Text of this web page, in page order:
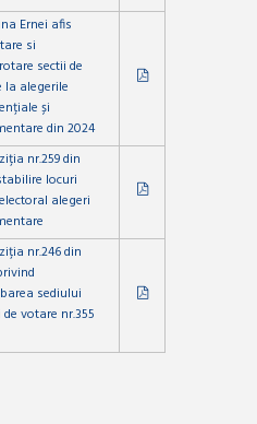
Ernei afis
si
sectii de
la alegerile
și
din 2024
nr.259 din
locuri
alegeri
nr.246 din
sediului
de votare nr.355